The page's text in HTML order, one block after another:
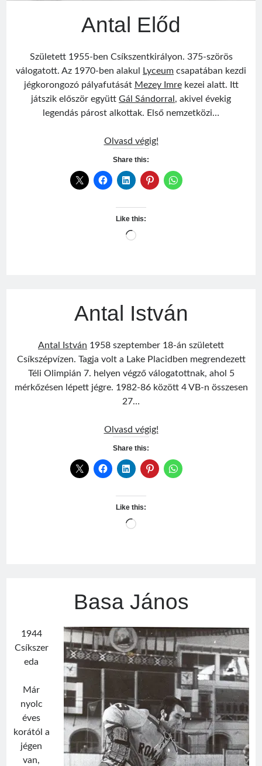
VisitSântimbru Băi egy székely nagyközség múltjából
Friss bejegyzések
Antal Előd
Született 1955-ben Csíkszentkirályon. 375-szörös
válogatott. Az 1970-ben alakul
Lyceum csapatában kezdi
jégkorongozó pályafutását Mezey Imrekezei alatt. Itt
játszik először együtt Gál Sándorral , akivel évekig
legendás párost alkottak. Első nemzetközi…
Olvasd végig!Antal
Share this:
Like this:
Loading…
Antal István
Antal István 1958 szeptember 18-án született
Csíkszépvízen. Tagja volt a Lake Placidben megrendezett
Téli Olimpián 7. helyen végző válogatottnak, ahol 5
mérkőzésen lépett jégre. 1982-86 között 4 VB-n összesen
27…
Olvasd végig!Antal
Share this:
Like this:
Loading…
Basa János
1944
Csíkszer
eda
Már
nyolc
éves
korától a
jégen
van,